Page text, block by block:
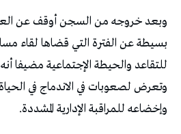
وبعد خروجه من السجن أوقف عن
بسيطة عن الفترة التي قضاها لقاء
للتقاعد والحيطة الإجتماعية مضيفا
وتعرض لصعوبات في الاندماج في
وإخضاعه للمراقبة الإدارية المشددة.